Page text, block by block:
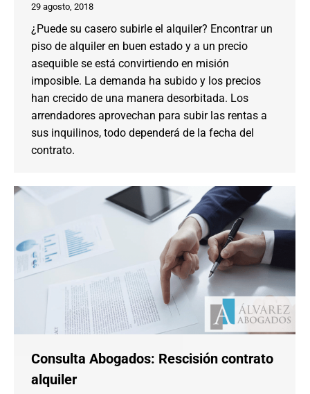
29 agosto, 2018
¿Puede su casero subirle el alquiler? Encontrar un
piso de alquiler en buen estado y a un precio
asequible se está convirtiendo en misión
imposible. La demanda ha subido y los precios
han crecido de una manera desorbitada. Los
arrendadores aprovechan para subir las rentas a
sus inquilinos, todo dependerá de la fecha del
contrato.
Consulta Abogados: Rescisión contrato
alquiler